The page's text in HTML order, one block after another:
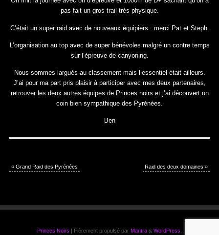
pas fait un gros trail très physique.
C’était un super raid avec de nouveaux équipiers : merci Pat et Steph.
L’organisation au top avec de super bénévoles malgré un contre temps
sur l’épreuve de canyoning.
Nous sommes largués au classement mais l’essentiel était ailleurs.
J’ai pour ma part pris plaisir à participer avec mes deux partenaires,
retrouver les deux autres équipes de Princes noirs et j’ai découvert un
coin bien sympathique des Pyrénées.
Ben
«Grand Raid des Pyrénées Raid des deux domaines»
Princes Noirs | Fièrement propulsé par Mantra & WordPress.